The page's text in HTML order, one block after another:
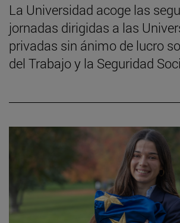
La Universidad acoge las
jornadas dirigidas a las
privadas sin ánimo de lucro
del Trabajo y la Seguridad